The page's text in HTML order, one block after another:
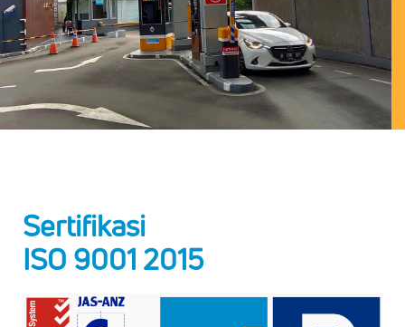
Sertifikasi
ISO 9001 2015